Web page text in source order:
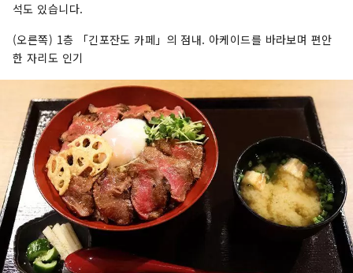
석도 있습니다.
(오른쪽) 1층 「긴포잔도 카페」의 점내. 아케이드를 바라보며 편안
한 자리도 인기